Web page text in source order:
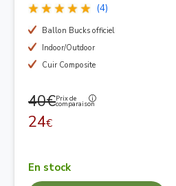
(4)
Ballon Bucks officiel
Indoor/Outdoor
Cuir Composite
40€Prix de
comparaison
24€
En stock